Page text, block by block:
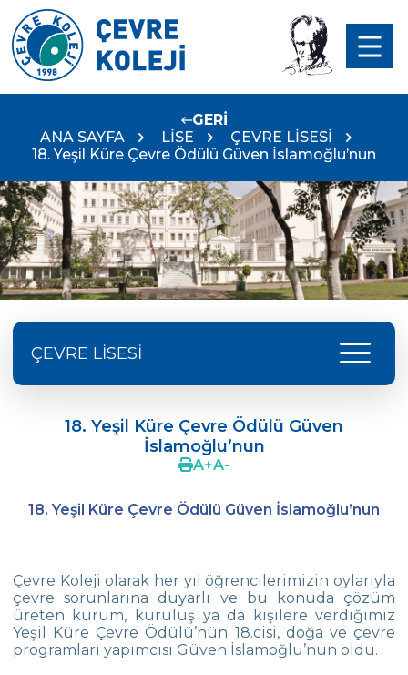
GERİ
ANA SAYFA
LİSE
ÇEVRE LİSESİ
18. Yeşil Küre Çevre Ödülü Güven İslamoğlu’nun
ÇEVRE LİSESİ menu
Ergenlerde Cinsel Gelişim Sürecinin
Desteklenmesi / Efsun Sertoğlu
Edebiyat Dergisi “Mesafe“
Çevre
Lisesi Öğrenciileri ‘’Atatürk Arboretumu’’
Gezisinde!
18. Yeşil Küre Çevre Ödülü Güven
İslamoğlu’nun
A+A-
18. Yeşil Küre Çevre Ödülü Güven İslamoğlu’nun
Çevre Koleji olarak her yıl öğrencilerimizin oylarıyla
çevre sorunlarına duyarlı ve bu konuda çözüm
üreten kurum, kuruluş ya da kişilere verdiğimiz
Yeşil Küre Çevre Ödülü’nün 18.cisi, doğa ve çevre
programları yapımcısı Güven İslamoğlu’nun oldu.